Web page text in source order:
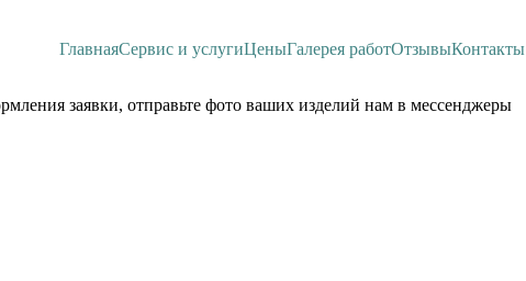
ГлавнаяСервис и услугиЦеныГалерея работОтзывыКонтакты
заявки, отправьте фото ваших изделий нам в мессенджеры